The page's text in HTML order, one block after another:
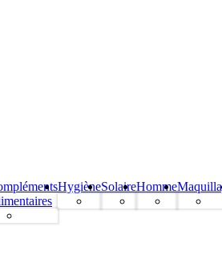
HygièneSolaireHomme